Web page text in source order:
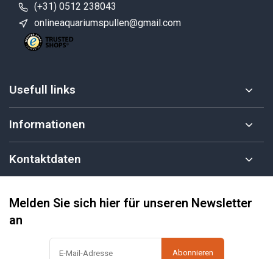
(+31) 0512 238043
onlineaquariumspullen@gmail.com
Usefull links
Informationen
Kontaktdaten
Melden Sie sich hier für unseren Newsletter
an
Abonnieren